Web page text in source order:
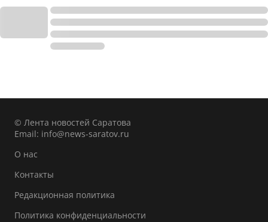
© Лента новостей Саратова
Email: info@news-saratov.ru
О нас
Контакты
Редакционная политика
Политика конфиденциальности